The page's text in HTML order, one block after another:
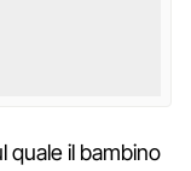
quale il bambino